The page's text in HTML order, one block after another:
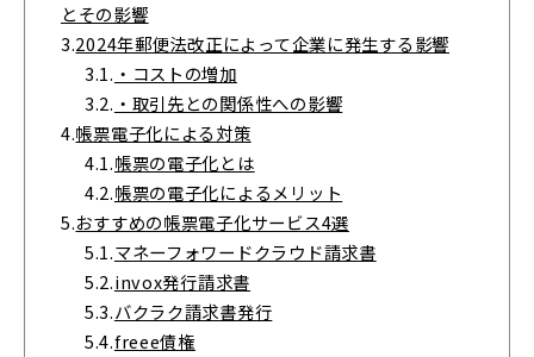
とその影響
3.2024年郵便法改正によって企業に発生する影響
3.1. ・コストの増加
3.2. ・取引先との関係性への影響
4.帳票電子化による対策
4.1.帳票の電子化とは
4.2.帳票の電子化によるメリット
5.おすすめの帳票電子化サービス4選
5.1.マネーフォワードクラウド請求書
5.2.invox発行請求書
5.3.バクラク請求書発行
5.4.freee債権